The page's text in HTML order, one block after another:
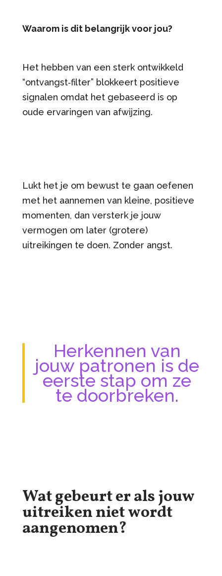
Waarom is dit belangrijk voor jou?
Het hebben van een sterk ontwikkeld
“ontvangst‑filter” blokkeert positieve
signalen omdat het gebaseerd is op
oude ervaringen van afwijzing.
Lukt het je om bewust te gaan oefenen
met het aannemen van kleine, positieve
momenten, dan versterk je jouw
vermogen om later (grotere)
uitreikingen te doen. Zonder angst.
Herkennen van
jouw patronen is de
eerste stap om ze
te doorbreken.
Wat gebeurt er als jouw
uitreiken niet wordt
aangenomen?